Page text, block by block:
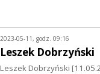
2023-05-11, godz. 09:16
Leszek Dobrzyński
Leszek Dobrzyński